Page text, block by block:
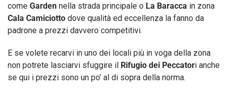
come Garden nella strada principale o La Baracca in zona
Cala Camiciotto dove qualità ed eccellenza la fanno da
padrone a prezzi davvero competitivi.
E se volete recarvi in uno dei locali più in voga della zona
non potrete lasciarvi sfuggire il Rifugio dei Peccatori anche
se qui i prezzi sono un po’ al di sopra della norma.